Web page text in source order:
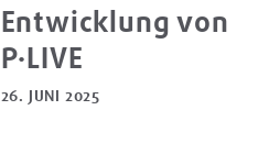
Entwicklung von
P·LIVE
26. JUNI 2025